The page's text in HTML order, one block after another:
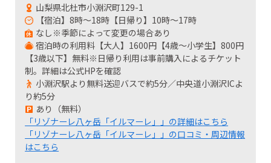
山梨県北杜市小淵沢町129-1
【宿泊】8時～18時【日帰り】10時～17時
なし※季節によって変更の場合あり
宿泊時の利用料【大人】1600円【4歳～小学生】800円
【3歳以下】無料※日帰り利用は事前購入によるチケット
制。詳細は公式HPを確認
小淵沢駅より無料送迎バスで約5分／中央道小淵沢ICよ
り約5分
あり（無料）
「リゾナーレ八ヶ岳「イルマーレ」」の詳細はこちら
「リゾナーレ八ヶ岳「イルマーレ」」の口コミ・周辺情報
はこちら